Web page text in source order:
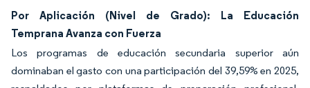
Por Aplicación (Nivel de Grado): La Educación
Temprana Avanza con Fuerza
Los programas de educación secundaria superior aún
dominaban el gasto con una participación del 39,59% en 2025,